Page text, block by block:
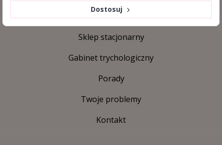
Sklep stacjonarny
Gabinet trychologiczny
Porady
Twoje problemy
Kontakt
Dostosuj